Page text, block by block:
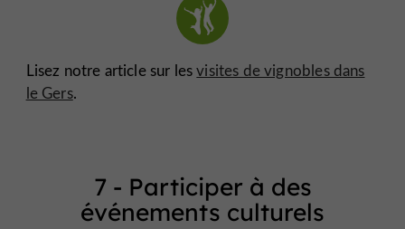
Lisez notre article sur lesvisites de vignobles dans
le Gers.
7 - Participer à des
événements culturels